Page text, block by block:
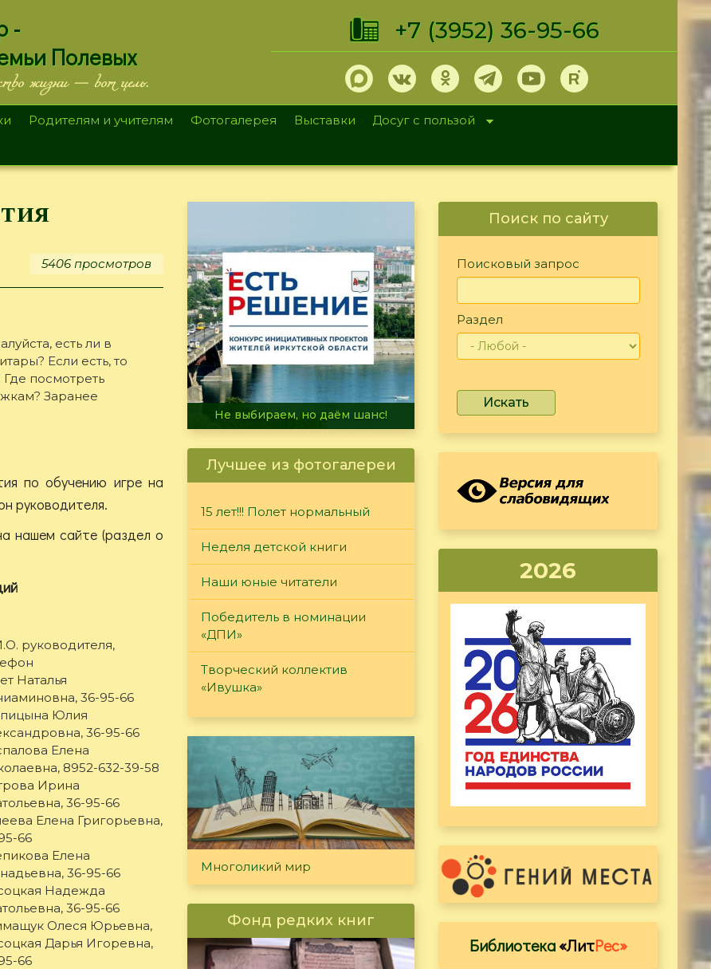
-
Полевых
жизни — вот цель.
+7 (3952) 36-95-66
Родителям и учителям Фотогалерея Выставки
Досуг с пользой
5406 просмотров
есть ли в
Если есть, то
Где посмотреть
Заранее
по обучению игре на
руководителя.
нашем сайте (раздел о
руководителя,
Наталья
36-95-66
Юлия
36-95-66
Елена
8952-632-39-58
Ирина
36-95-66
Елена Григорьевна,
66
Елена
36-95-66
Надежда
36-95-66
Олеся Юрьевна,
Дарья Игоревна,
66
В огне не горит, в воде не тонет
Лучшее из фотогалереи
15 лет!!! Полет нормальный
Неделя детской книги
Наши юные читатели
Победитель в номинации
«ДПИ»
Творческий коллектив
«Ивушка»
Многоликий мир
Фонд редких книг
Поиск по сайту
Поисковый запрос
Раздел
Искать
2026
Библиотека«ЛитРес»